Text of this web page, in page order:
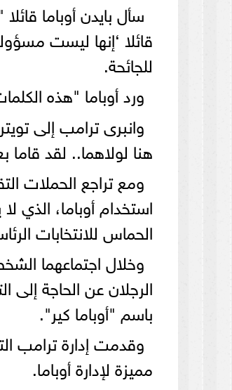
سأل بايدن أوباما
قائلا ‘إنها ليست
للجائحة.
ورد أوباما "هذه
وانبرى ترامب إلى
هنا لولاهما.. لقد
ومع تراجع الحملات
استخدام أوباما، الذي
الحماس للانتخابات
وخلال اجتماعهما
الرجلان عن الحاجة
باسم "أوباما كير".
وقدمت إدارة ترامب
مميزة لإدارة أوباما.